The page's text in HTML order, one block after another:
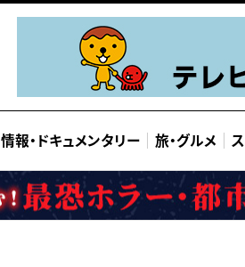
情報・ ドキュメンタリー 旅・グルメ